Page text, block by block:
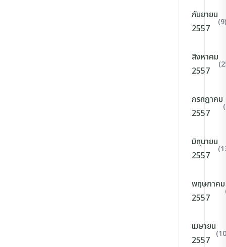
กันยายน
2557
(9)
สิงหาคม
2557
กรกฎาคม
2557
มิถุนายน
2557
พฤษภาคม
2557
เมษายน
2557